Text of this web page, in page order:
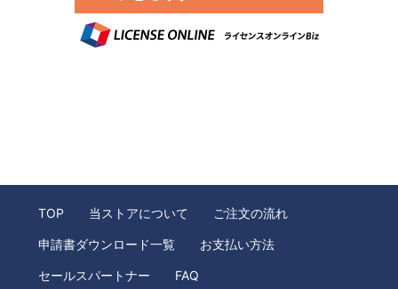
TOP 当ストアについて ご注文の流れ
申請書ダウンロード一覧 お支払い方法
セールスパートナー FAQ